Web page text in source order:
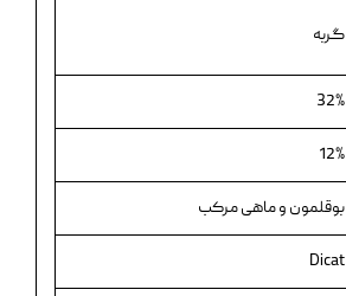
گربه
32%
12%
بوقلمون و ماهی مرکب
Dicat